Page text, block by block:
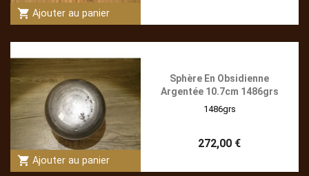
shopping_cart Ajouter au panier
shopping_cart Ajouter au panier
Sphère En Obsidienne
Argentée 10.7cm 1486grs
1486grs
272,00 €